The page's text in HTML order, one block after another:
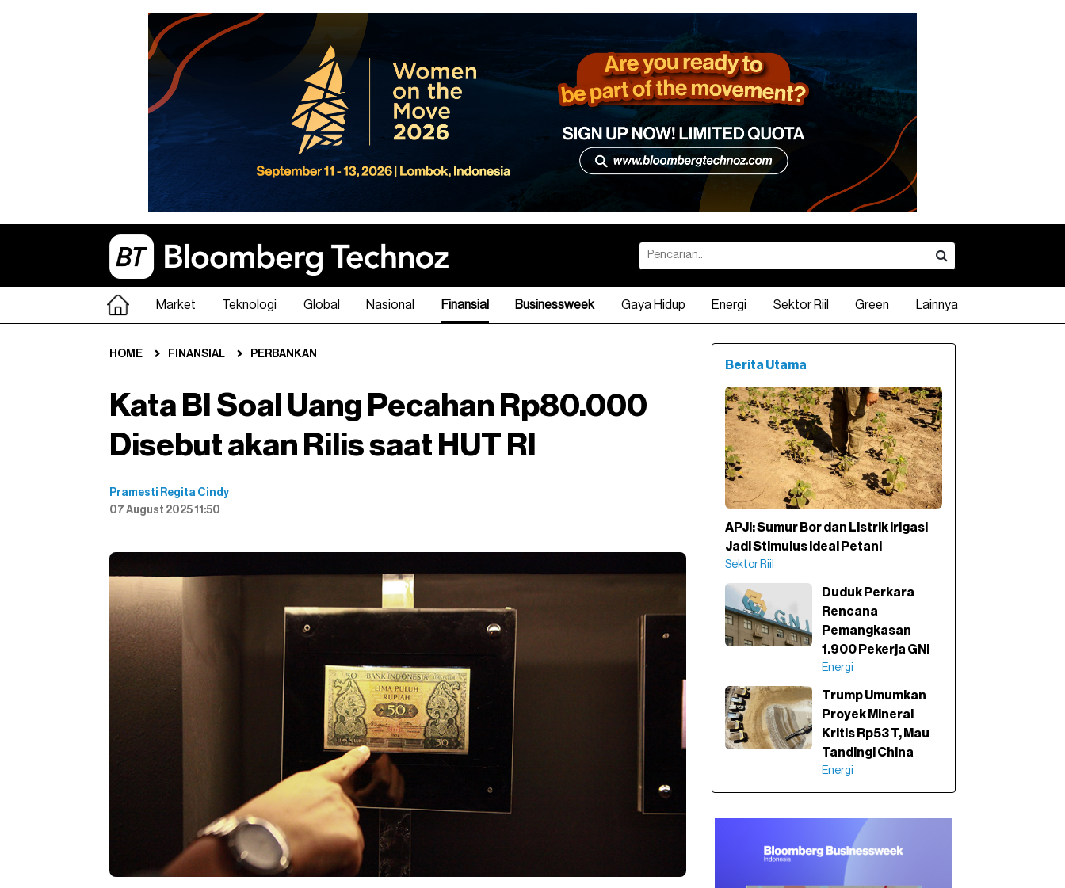
Market Teknologi Global Nasional Finansial Businessweek Gaya Hidup Energi Sektor Riil Green Lainnya
HOME FINANSIAL PERBANKAN
Kata BI Soal Uang Pecahan Rp80.000
Disebut akan Rilis saat HUT RI
Pramesti Regita Cindy
07 August 2025 11:50
Berita Utama
APJI: Sumur Bor dan Listrik Irigasi
Jadi Stimulus Ideal Petani
Sektor Riil
Duduk Perkara
Rencana
Pemangkasan
1.900 Pekerja GNI
Energi
Trump Umumkan
Proyek Mineral
Kritis Rp53 T, Mau
Tandingi China
Energi